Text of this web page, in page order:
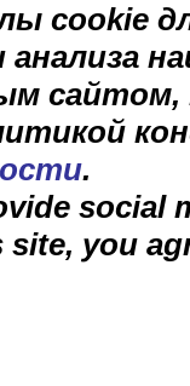
cookie
анализа
.
social
you